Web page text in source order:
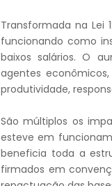
Transformada na Lei
funcionando como
baixos salários. O
agentes
produtividade,
São múltiplos os
esteve em
beneficia toda a
firmados em